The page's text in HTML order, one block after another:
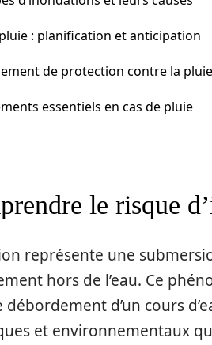
: planification et anticipation
de protection contre la pluie
essentiels en cas de pluie
le risque
représente une
hors de l’eau. Ce
débordement d’un cours
et environnementaux